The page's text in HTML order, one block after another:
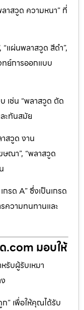
าสวูด ความหนา” ที่
“แผ่นพลาสวูด สีดำ”,
ทย์การออกแบบ
เช่น “พลาสวูด ตัด
ะทันสมัย
าสวูด งาน
ษณา”, “พลาสวูด
กรด A” ซึ่งเป็นเกรด
ความทนทานและ
.com มอบให้
รับผู้รับเหมา
” เพื่อให้คุณได้รับ